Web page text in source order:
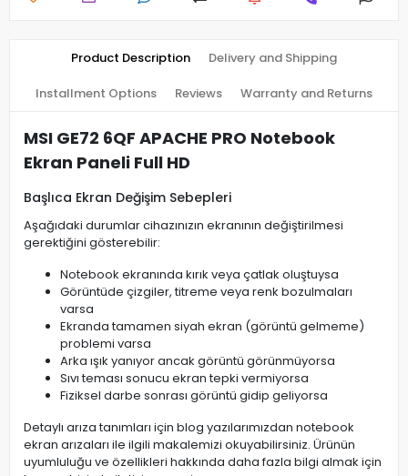
Product Description Delivery and Shipping
Installment Options Reviews Warranty and Returns
MSI GE72 6QF APACHE PRO Notebook
Ekran Paneli Full HD
Başlıca Ekran Değişim Sebepleri
Aşağıdaki durumlar cihazınızın ekranının değiştirilmesi
gerektiğini gösterebilir:
Notebook ekranında kırık veya çatlak oluştuysa
Görüntüde çizgiler, titreme veya renk bozulmaları
varsa
Ekranda tamamen siyah ekran (görüntü gelmeme)
problemi varsa
Arka ışık yanıyor ancak görüntü görünmüyorsa
Sıvı teması sonucu ekran tepki vermiyorsa
Fiziksel darbe sonrası görüntü gidip geliyorsa
Detaylı arıza tanımları için blog yazılarımızdan notebook
ekran arızaları ile ilgili makalemizi okuyabilirsiniz. Ürünün
uyumluluğu ve özellikleri hakkında daha fazla bilgi almak için